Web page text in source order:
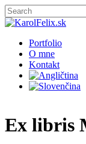
Skip
to
content
Close
Menu
Portfolio
O mne
Kontakt
Ex libris